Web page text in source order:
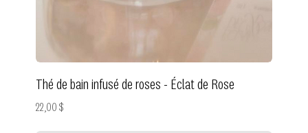
Thé de bain infusé de roses - Éclat de Rose
Prix
22,00 $